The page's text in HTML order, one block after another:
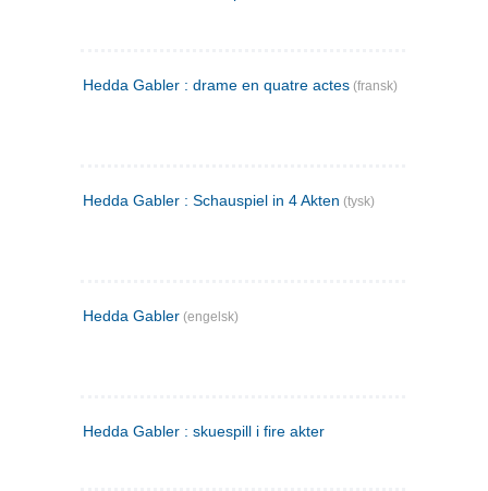
Hedda Gabler : drame en quatre actes (fransk)
Hedda Gabler : Schauspiel in 4 Akten (tysk)
Hedda Gabler (engelsk)
Hedda Gabler : skuespill i fire akter